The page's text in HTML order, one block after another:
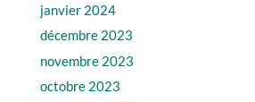
janvier 2024
décembre 2023
novembre 2023
octobre 2023